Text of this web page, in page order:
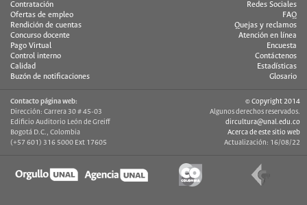
Contratación
Ofertas de empleo
Rendición de cuentas
Concurso docente
Pago Virtual
Control interno
Calidad
Buzón de notificaciones
Redes Sociales
FAQ
Quejas y reclamos
Atención en línea
Encuesta
Contáctenos
Estadísticas
Glosario
Contacto página web:
Dirección: Carrera 30 # 45-03
Edificio Auditorio León de Greiff
Bogotá D.C., Colombia
(+57 601) 316 5000 Ext 17605
© Copyright 2014
Algunos derechos reservados.
dircultura@unal.edu.co
Acerca de este sitio web
Actualización: 16/08/22